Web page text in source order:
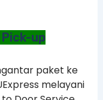
up
paket ke
melayani